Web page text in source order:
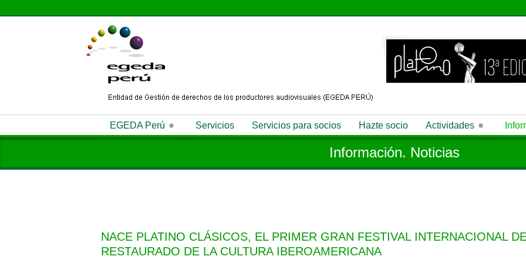
EGEDA Perú
Quién puede ser socio
Balance General y Estados Financieros Preguntas
Servicios Servicios para socios Hazte socio Actividades
Convenios Iberseries & Platino Industria
Publicaciones Instituciones y organismos de interés
Información. Noticias
NACE PLATINO CLÁSICOS, EL PRIMER GRAN FESTIVAL INTERNACIONAL
RESTAURADO DE LA CULTURA IBEROAMERICANA